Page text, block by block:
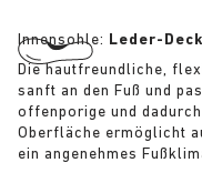
Innensohle: Leder-
Die hautfreundliche,
sanft an den Fuß und
offenporige und
Oberfläche ermöglicht
ein angenehmes